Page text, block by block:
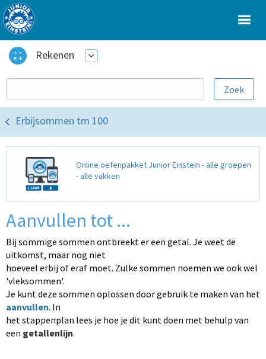
Rekenen
Erbijsommen tm 100
Online oefenpakket Junior Einstein - alle groepen
- alle vakken
Aanvullen tot ...
Bij sommige sommen ontbreekt er een getal. Je weet de
uitkomst, maar nog niet
hoeveel erbij of eraf moet. Zulke sommen noemen we ook wel
'vleksommen'.
Je kunt deze sommen oplossen door gebruik te maken van het
aanvullen. In
het stappenplan lees je hoe je dit kunt doen met behulp van
een getallenlijn.